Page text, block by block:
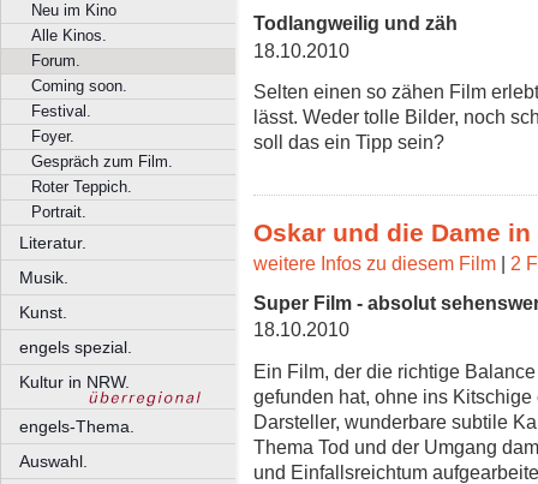
Neu im Kino
Alle Kinos.
Forum.
Coming soon.
Festival.
Foyer.
Gespräch zum Film.
Roter Teppich.
Portrait.
Literatur.
Musik.
Kunst.
engels spezial.
Kultur in NRW.
engels-Thema.
Auswahl.
Todlangweilig und zäh
18.10.2010
Selten einen so zähen Film
lässt. Weder tolle Bilder, noch
soll das ein Tipp sein?
Oskar und die Dame in
weitere Infos zu diesem Film | 2
Super Film - absolut
18.10.2010
Ein Film, der die richtige
gefunden hat, ohne ins
Darsteller, wunderbare subtile
Thema Tod und der Umgang
und Einfallsreichtum